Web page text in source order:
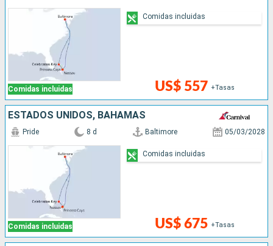
Comidas incluidas US$ 557 +Tasas
Comidas incluidas
ESTADOS UNIDOS, BAHAMAS
Comidas incluidas
Pride 8 d Baltimore 05/03/2028
US$ 675 +Tasas
Comidas incluidas